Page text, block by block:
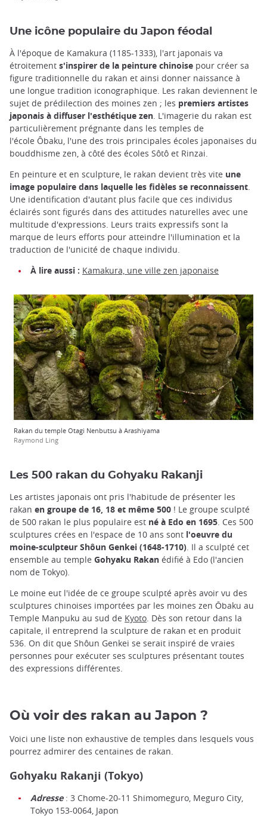
Une icône populaire du Japon féodal
À l'époque de Kamakura (1185-1333), l'art japonais va
étroitement s'inspirer de la peinture chinoise pour créer sa
figure traditionnelle du rakan et ainsi donner naissance à
une longue tradition iconographique. Les rakan deviennent le
sujet de prédilection des moines zen ; les premiers artistes
japonais à diffuser l'esthétique zen. L'imagerie du rakan est
particulièrement prégnante dans les temples de
l'école Ôbaku, l'une des trois principales écoles japonaises du
bouddhisme zen, à côté des écoles Sôtô et Rinzai.
En peinture et en sculpture, le rakan devient très vite une
image populaire dans laquelle les fidèles se reconnaissent.
Une identification d'autant plus facile que ces individus
éclairés sont figurés dans des attitudes naturelles avec une
multitude d'expressions. Leurs traits expressifs sont la
marque de leurs efforts pour atteindre l'illumination et la
traduction de l'unicité de chaque individu.
À lire aussi : Kamakura, une ville zen japonaise
Rakan du temple Otagi Nenbutsu à Arashiyama
Raymond Ling
Les 500 rakan du Gohyaku Rakanji
Les artistes japonais ont pris l'habitude de présenter les
rakan en groupe de 16, 18 et même 500 ! Le groupe sculpté
de 500 rakan le plus populaire est né à Edo en 1695 . Ces 500
sculptures crées en l'espace de 10 ans sont l'oeuvre du
moine-sculpteur Shôun Genkei (1648-1710) . Il a sculpté cet
ensemble au temple Gohyaku Rakan édifié à Edo (l'ancien
nom de Tokyo).
Le moine eut l'idée de ce groupe sculpté après avoir vu des
sculptures chinoises importées par les moines zen Ōbaku au
Temple Manpuku au sud de Kyoto. Dès son retour dans la
capitale, il entreprend la sculpture de rakan et en produit
536. On dit que Shôun Genkei se serait inspiré de vraies
personnes pour exécuter ses sculptures présentant toutes
des expressions différentes.
Où voir des rakan au Japon ?
Voici une liste non exhaustive de temples dans lesquels vous
pourrez admirer des centaines de rakan.
Gohyaku Rakanji (Tokyo)
Adresse: 3 Chome-20-11 Shimomeguro, Meguro City,
Tokyo 153-0064, Japon